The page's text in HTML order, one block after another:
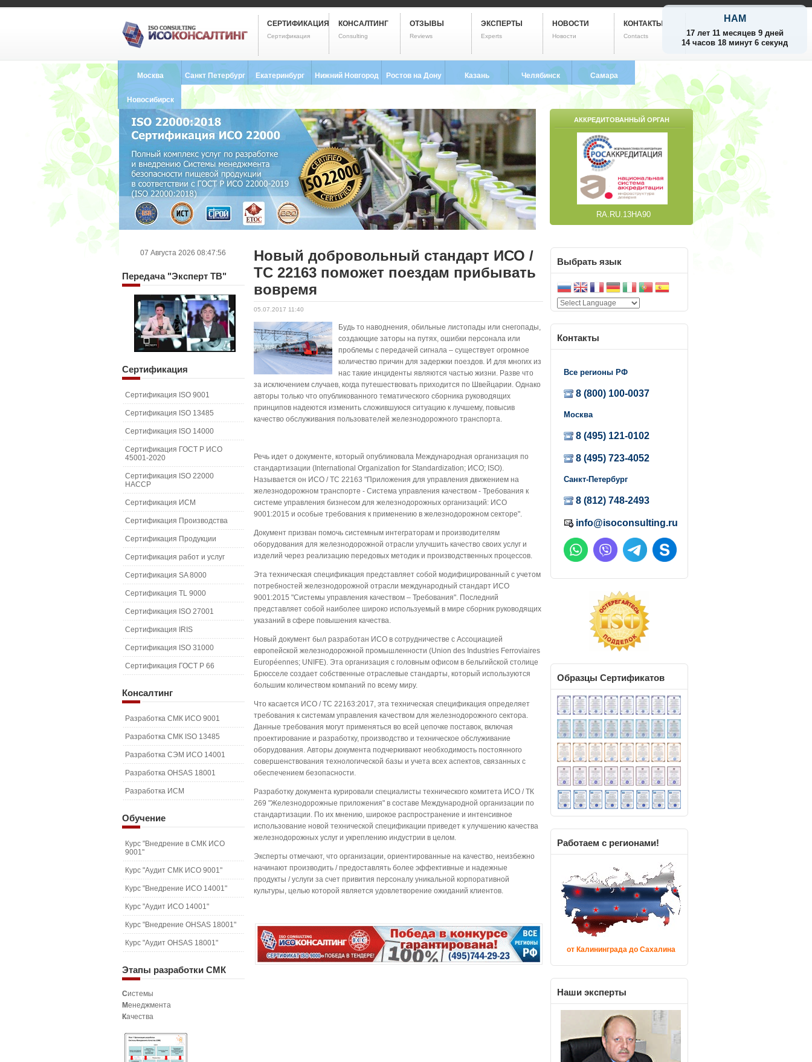
НАМ
17 лет 11 месяцев 9 дней
14 часов 18 минут 7 секунд
СЕРТИФИКАЦИЯ
Сертификация
КОНСАЛТИНГ
Consulting
ОТЗЫВЫ
Reviews
ЭКСПЕРТЫ
Experts
НОВОСТИ
Новости
КОНТАКТЫ
Contacts
Москва Санкт Петербург
8 (812) 748-2493
Екатеринбург
8 (343) 237-2593
Нижний Новгород Ростов на Дону Казань Челябинск
8 (351) 799-5752
Самара
8 (846) 212-9733
Новосибирск
8 (383) 227-8449 АККРЕДИТОВАННЫЙ ОРГАН
RA.RU.13НА90
Новый добровольный стандарт ИСО /
ТС 22163 поможет поездам прибывать
вовремя
05.07.2017 11:40
Будь то наводнения, обильные листопады или снегопады,
создающие заторы на путях, ошибки персонала или
проблемы с передачей сигнала – существует огромное
количество причин для задержки поездов. И для многих из
нас такие инциденты являются частью жизни. Разве что
за исключением случаев, когда путешествовать приходится по Швейцарии. Однако
авторы только что опубликованного тематического сборника руководящих
принципов надеются изменить сложившуюся ситуацию к лучшему, повысив
качество обслуживания пользователей железнодорожного транспорта.
Речь идет о документе, который опубликовала Международная организация по
стандартизации (International Organization for Standardization; ИСО; ISO).
Называется он ИСО / ТС 22163 "Приложения для управления движением на
железнодорожном транспорте - Система управления качеством - Требования к
системе управления бизнесом для железнодорожных организаций: ИСО
9001:2015 и особые требования к применению в железнодорожном секторе".
Документ призван помочь системным интеграторам и производителям
оборудования для железнодорожной отрасли улучшить качество своих услуг и
изделий через реализацию передовых методик и производственных процессов.
Эта техническая спецификация представляет собой модифицированный с учетом
потребностей железнодорожной отрасли международный стандарт ИСО
9001:2015 "Системы управления качеством – Требования". Последний
представляет собой наиболее широко используемый в мире сборник руководящих
указаний в сфере повышения качества.
Новый документ был разработан ИСО в сотрудничестве с Ассоциацией
европейской железнодорожной промышленности (Union des Industries Ferroviaires
Européennes; UNIFE). Эта организация с головным офисом в бельгийской столице
Брюсселе создает собственные отраслевые стандарты, который используются
большим количеством компаний по всему миру.
Что касается ИСО / ТС 22163:2017, эта техническая спецификация определяет
требования к системам управления качеством для железнодорожного сектора.
Данные требования могут применяться во всей цепочке поставок, включая
проектирование и разработку, производство и техническое обслуживание
оборудования. Авторы документа подчеркивают необходимость постоянного
совершенствования технологической базы и учета всех аспектов, связанных с
обеспечением безопасности.
Разработку документа курировали специалисты технического комитета ИСО / ТК
269 "Железнодорожные приложения" в составе Международной организации по
стандартизации. По их мнению, широкое распространение и интенсивное
использование новой технической спецификации приведет к улучшению качества
железнодорожных услуг и укреплению индустрии в целом.
Эксперты отмечают, что организации, ориентированные на качество, неизбежно
начинают производить / предоставлять более эффективные и надежные
продукты / услуги за счет привития персоналу уникальной корпоративной
культуры, целью которой является удовлетворение ожиданий клиентов.
07 Августа 2026 08:47:56
Передача"Эксперт ТВ"
Сертификация
Сертификация ISO 9001
Сертификация ISO 13485
Сертификация ISO 14000
Сертификация ГОСТ Р ИСО
45001-2020
Сертификация ISO 22000
HACCP
Сертификация ИСМ
Сертификация Производства
Сертификация Продукции
Сертификация работ и услуг
Сертификация SA 8000
Сертификация TL 9000
Сертификация ISO 27001
Сертификация IRIS
Сертификация ISO 31000
Сертификация ГОСТ Р 66
Консалтинг
Разработка СМК ИСО 9001
Разработка СМК ISO 13485
Разработка СЭМ ИСО 14001
Разработка OHSAS 18001
Разработка ИСМ
Обучение
Курс "Внедрение в СМК ИСО
9001"
Курс "Аудит СМК ИСО 9001"
Курс "Внедрение ИСО 14001"
Курс "Аудит ИСО 14001"
Курс "Внедрение OHSAS 18001"
Курс "Аудит OHSAS 18001"
Этапы разработки СМК
Системы
Менеджмента
Качества
Выбрать язык
Контакты
Все регионы РФ
8 (800) 100-0037
Москва
8 (495) 121-0102
8 (495) 723-4052
Санкт-Петербург
8 (812) 748-2493
info@isoconsulting.ru
Образцы Сертификатов
Работаем с регионами!
от Калининграда до Сахалина
Наши эксперты